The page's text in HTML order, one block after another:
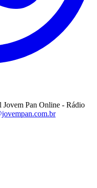
Jovem Pan Online - Rádio